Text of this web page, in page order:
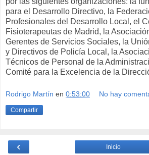
para el Desarrollo Directivo, la
Profesionales del Desarrollo Local, el
Fisioterapeutas de Madrid, la
Gerentes de Servicios Sociales, la
y Directivos de Policía Local, la
Técnicos de Personal de la
Comité para la Excelencia de la
Rodrigo Martín en 0:53:00 No hay
Compartir
‹ Inicio